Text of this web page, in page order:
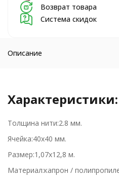
Возврат товара
Система скидок
Описание
Характеристики:
Толщина нити:2.8 мм.
Ячейка:40х40 мм.
Размер:1,07х12,8 м.
Материал:капрон /